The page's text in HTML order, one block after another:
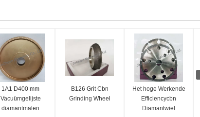
1A1 D400 mm
Vacuümgelijste
diamantmalen
B126 Grit Cbn
Grinding Wheel
Het hoge Werkende
Efficiencycbn
Diamantwiel